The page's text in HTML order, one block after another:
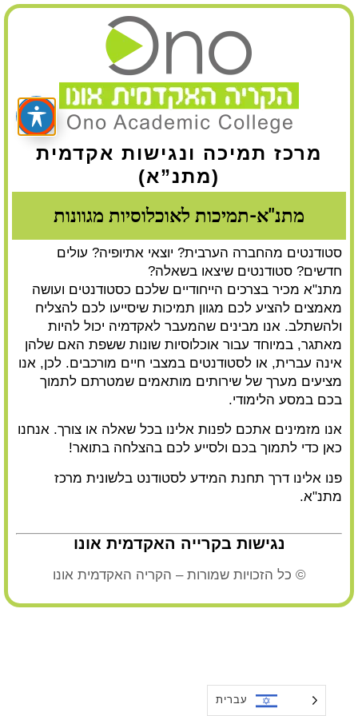
מרכז תמיכה ונגישות אקדמית
(מתנ”א)
מתנ"א-תמיכות לאוכלוסיות מגוונות
סטודנטים מהחברה הערבית? יוצאי אתיופיה? עולים
חדשים? סטודנטים שיצאו בשאלה?
מתנ"א מכיר בצרכים הייחודיים שלכם כסטודנטים ועושה
מאמצים להציע לכם מגוון תמיכות שיסייעו לכם להצליח
ולהשתלב. אנו מבינים שהמעבר לאקדמיה יכול להיות
מאתגר, במיוחד עבור אוכלוסיות שונות ששפת האם שלהן
אינה עברית, או לסטודנטים במצבי חיים מורכבים. לכן, אנו
מציעים מערך של שירותים מותאמים שמטרתם לתמוך
בכם במסע הלימודי.
אנו מזמינים אתכם לפנות אלינו בכל שאלה או צורך. אנחנו
כאן כדי לתמוך בכם ולסייע לכם בהצלחה בתואר!
פנו אלינו דרך תחנת המידע לסטודנט בלשונית מרכז
מתנ"א.
נגישות בקרייה האקדמית אונו
© כל הזכויות שמורות – הקריה האקדמית אונו
עברית